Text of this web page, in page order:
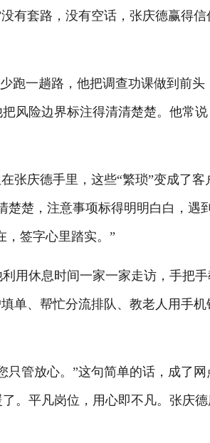
有套路，没有空话，张庆德赢得信
跑一趟路，他把调查功课做到前头
风险边界标注得清清楚楚。他常说
张庆德手里，这些“繁琐”变成了客
楚楚，注意事项标得明明白白，遇
，签字心里踏实。”
用休息时间一家一家走访，手把
单、帮忙分流排队、教老人用手
只管放心。”这句简单的话，成了
。平凡岗位，用心即不凡。张庆